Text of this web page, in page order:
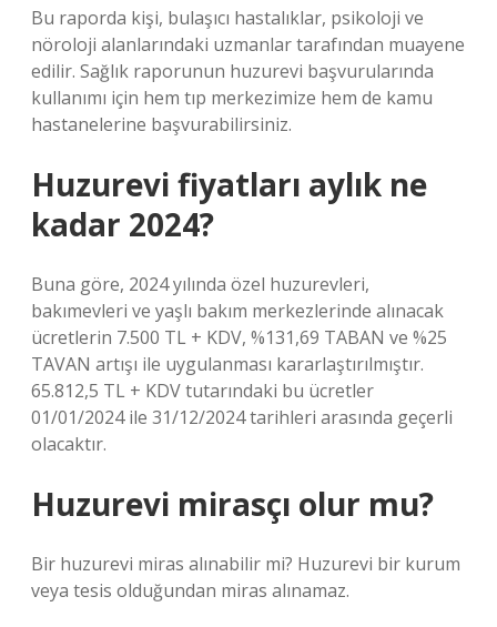
Bu raporda kişi, bulaşıcı hastalıklar, psikoloji ve
nöroloji alanlarındaki uzmanlar tarafından muayene
edilir. Sağlık raporunun huzurevi başvurularında
kullanımı için hem tıp merkezimize hem de kamu
hastanelerine başvurabilirsiniz.
Huzurevi fiyatları aylık ne
kadar 2024?
Buna göre, 2024 yılında özel huzurevleri,
bakımevleri ve yaşlı bakım merkezlerinde alınacak
ücretlerin 7.500 TL + KDV, %131,69 TABAN ve %25
TAVAN artışı ile uygulanması kararlaştırılmıştır.
65.812,5 TL + KDV tutarındaki bu ücretler
01/01/2024 ile 31/12/2024 tarihleri ​​arasında geçerli
olacaktır.
Huzurevi mirasçı olur mu?
Bir huzurevi miras alınabilir mi? Huzurevi bir kurum
veya tesis olduğundan miras alınamaz.